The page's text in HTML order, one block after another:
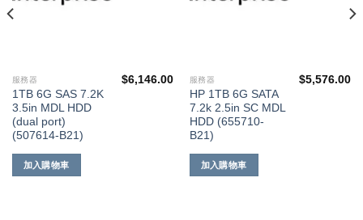
服務器
1TB 6G SAS 7.2K
3.5in MDL HDD
(dual port)
(507614-B21)
$6,146.00
加入購物車
服務器
HP 1TB 6G SATA
7.2k 2.5in SC MDL
HDD (655710-
B21)
$5,576.00
加入購物車